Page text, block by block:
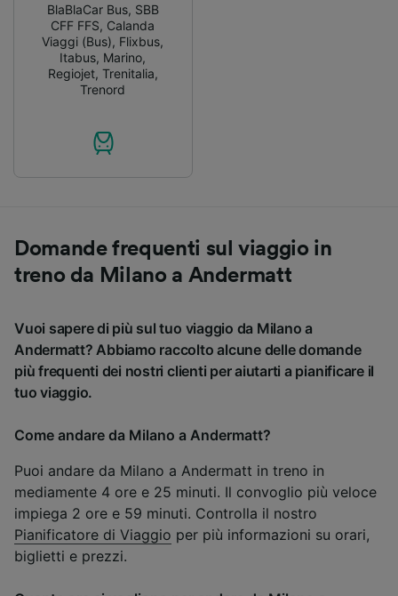
BlaBlaCar Bus, SBB
CFF FFS, Calanda
Viaggi (Bus), Flixbus,
Itabus, Marino,
Regiojet, Trenitalia,
Trenord
Domande frequenti sul viaggio in
treno da Milano a Andermatt
Vuoi sapere di più sul tuo viaggio da Milano a
Andermatt? Abbiamo raccolto alcune delle domande
più frequenti dei nostri clienti per aiutarti a pianificare il
tuo viaggio.
Come andare da Milano a Andermatt?
Puoi andare da Milano a Andermatt in treno in
mediamente 4 ore e 25 minuti. Il convoglio più veloce
impiega 2 ore e 59 minuti. Controlla il nostro
Pianificatore di Viaggio per più informazioni su orari,
biglietti e prezzi.